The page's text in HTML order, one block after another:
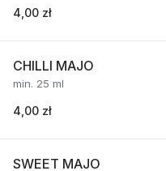
4,00 zł
CHILLI MAJO
min. 25 ml
4,00 zł
SWEET MAJO